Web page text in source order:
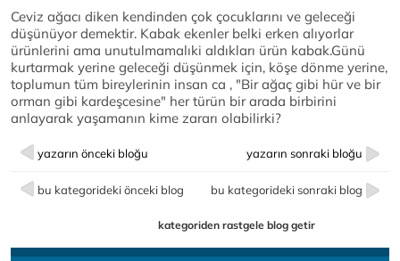
Ceviz ağacı diken kendinden çok çocuklarını ve geleceği
düşünüyor demektir. Kabak ekenler belki erken alıyorlar
ürünlerini ama unutulmamalıki aldıkları ürün kabak.Günü
kurtarmak yerine geleceği düşünmek için, köşe dönme yerine,
toplumun tüm bireylerinin insan ca , "Bir ağaç gibi hür ve bir
orman gibi kardeşcesine" her türün bir arada birbirini
anlayarak yaşamanın kime zararı olabilirki?
yazarın önceki bloğu yazarın sonraki bloğu
bu kategorideki önceki blog bu kategorideki sonraki blog
kategoriden rastgele blog getir